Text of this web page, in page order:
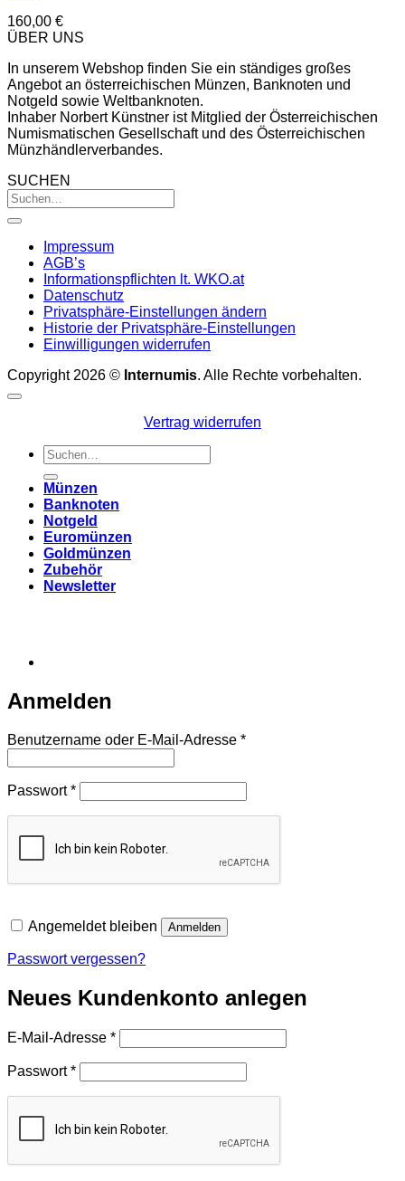
160,00 €
ÜBER UNS
In unserem Webshop finden Sie ein ständiges großes
Angebot an österreichischen Münzen, Banknoten und
Notgeld sowie Weltbanknoten.
Inhaber Norbert Künstner ist Mitglied der Österreichischen
Numismatischen Gesellschaft und des Österreichischen
Münzhändlerverbandes.
SUCHEN
Impressum
AGB’s
Informationspflichten lt. WKO.at
Datenschutz
Privatsphäre-Einstellungen ändern
Historie der Privatsphäre-Einstellungen
Einwilligungen widerrufen
Copyright 2026 © Internumis. Alle Rechte vorbehalten.
Vertrag widerrufen
Suchen
nach:
Münzen
Banknoten
Notgeld
Euromünzen
Goldmünzen
Zubehör
Newsletter
Anmelden
Benutzername oder E-Mail-Adresse *Erforderlich
Passwort*Erforderlich
Angemeldet bleiben Anmelden
Passwort vergessen?
Neues Kundenkonto anlegen
E-Mail-Adresse *Erforderlich
Passwort*Erforderlich